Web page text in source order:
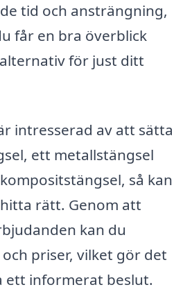
tid och ansträngning,
får en bra överblick
för just ditt
intresserad av att sätta
ett metallstängsel
så kan
rätt. Genom att
kan du
priser, vilket gör det
ett informerat beslut.